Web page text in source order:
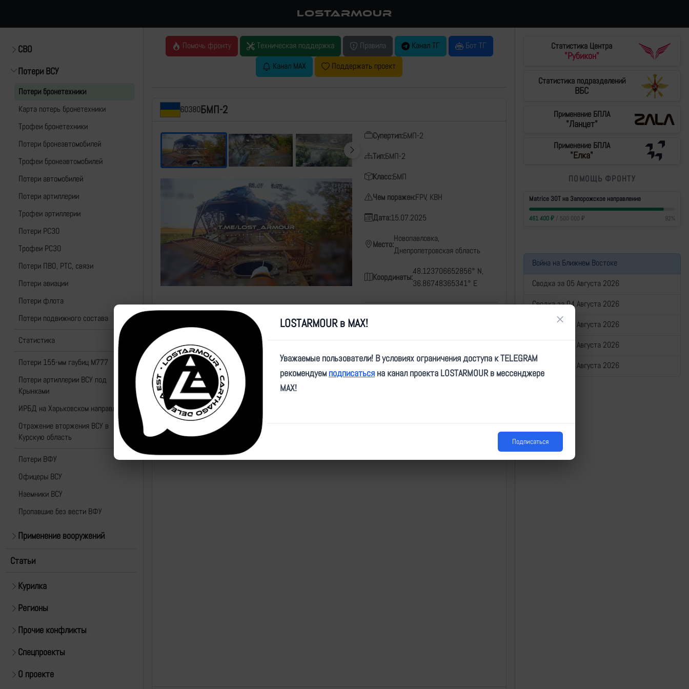
LOSTARMOUR
СВО
Потери ВСУ
Потери бронетехники
Карта потерь бронетехники
Трофеи бронетехники
Потери бронеавтомобилей
Трофеи бронеавтомобилей
Потери автомобилей
Потери артиллерии
Трофеи артиллерии
Потери РСЗО
Трофеи РСЗО
Потери ПВО, РТС, связи
Потери авиации
Потери флота
Потери подвижного состава
Статистика
Потери 155-мм гаубиц M777
Потери артиллерии ВСУ под
Крынками
ИРБД на Харьковском направлении
Отражение вторжения ВСУ в
Курскую область
Потери ВФУ
Офицеры ВСУ
Наемники ВСУ
Пропавшие без вести ВФУ
Применение вооружений
Статьи
Курилка
Регионы
Прочие конфликты
Спецпроекты
О проекте
Помочь фронту Техническая поддержка Правила Канал ТГ
Бот ТГ
Канал MAX
Поддержать проект
60380БМП-2
Супертип:БМП-2
Тип:БМП-2
Класс:БМП
Чем поражен:FPV, КВН
Дата:15.07.2025
Место:
Новопавловка,
Днепропетровская область
Координаты:
48.123706652856° N,
36.86748365341° E
Источники
Карта
Статистика Центра
"Рубикон"
Статистика подразделений
ВБС
Применение БПЛА
"Ланцет"
Применение БПЛА
"Елка"
ПОМОЩЬ ФРОНТУ
Matrice 30T на Запорожское направление
461 400₽/ 500 000 ₽ 92%
Война на Ближнем Востоке
Сводка за 05 Августа 2026
Сводка за 04 Августа 2026
Сводка за 03 Августа 2026
Сводка за 02 Августа 2026
Сводка за 01 Августа 2026
LOSTARMOUR в MAX! ×
Уважаемые пользователи! В условиях ограничения доступа к TELEGRAM
рекомендуем подписаться на канал проекта LOSTARMOUR в мессенджере
MAX!
Подписаться